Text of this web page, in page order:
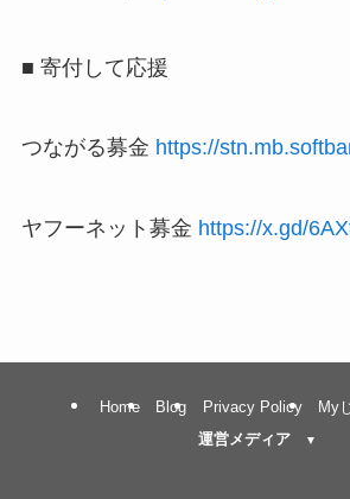
■ 寄付して応援
つながる募金 https://
ヤフーネット募金 https://x.gd/
Home Blog Privacy Policy
My
運営メディア